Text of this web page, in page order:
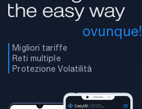
ovunque!
Migliori tariffe
Reti multiple
Protezione Volatilità